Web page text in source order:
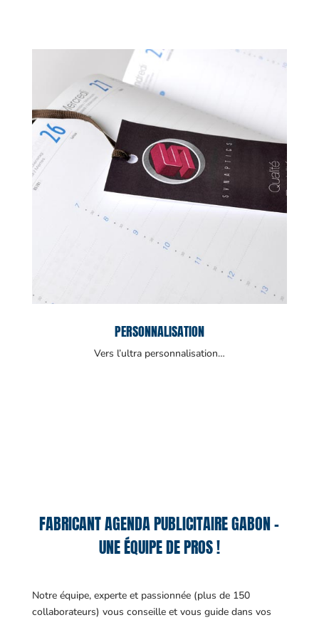
PERSONNALISATION
Vers l’ultra personnalisation…
FABRICANT AGENDA PUBLICITAIRE GABON –
UNE ÉQUIPE DE PROS !
Notre équipe, experte et passionnée (plus de 150
collaborateurs) vous conseille et vous guide dans vos